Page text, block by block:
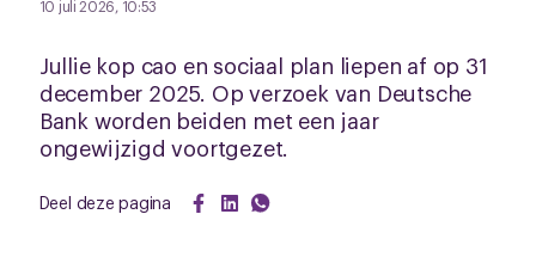
10 juli 2026, 10:53
Jullie kop cao en sociaal plan liepen af op 31
december 2025. Op verzoek van Deutsche
Bank worden beiden met een jaar
ongewijzigd voortgezet.
Deel deze pagina